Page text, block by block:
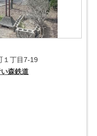
１丁目7-19
森鉄道